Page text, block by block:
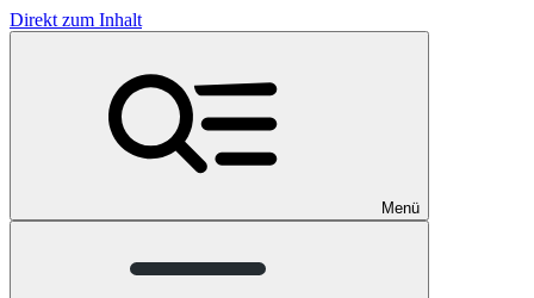
Direkt zum Inhalt
Menü